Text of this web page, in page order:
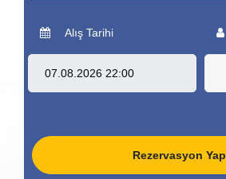
Alış Tarihi
Rezervasyon Yap